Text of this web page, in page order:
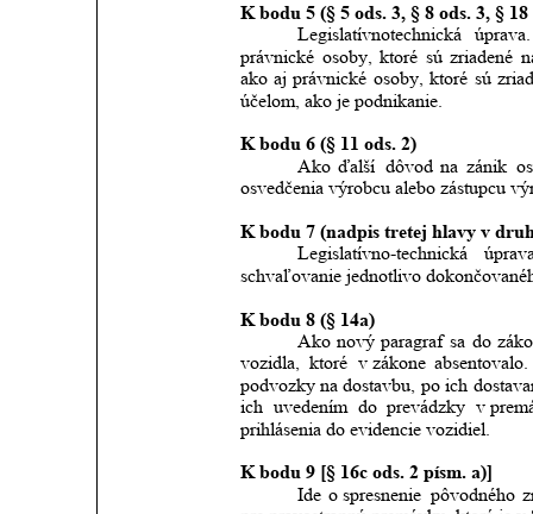
K bodu 5 (§ 5 ods. 3, § 8 ods. 3, § 18
Legislatívnotechnická
úprava.
právnické osoby, ktoré sú zriadené
ako aj právnické osoby, ktoré sú
účelom, ako je podnikanie.
K bodu 6 (§ 11 ods. 2)
Ako ďalší dôvod na zánik
osvedčenia výrobcu alebo zástupcu
K bodu 7 (nadpis tretej hlavy v
Legislatívno-technická
schvaľovanie jednotlivo
K bodu 8 (§ 14a)
Ako nový paragraf sa do
vozidla,
ktoré v zákone absentovalo.
podvozky na dostavbu, po ich
ich uvedením do prevádzky v
prihlásenia do evidencie vozidiel.
K bodu 9 [§ 16c ods. 2 písm. a)]
Ide o spresnenie pôvodného